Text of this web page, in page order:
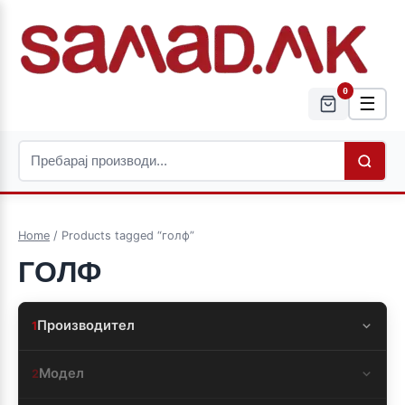
0
☰
Home / Products tagged “голф”
ГОЛФ
1Производител
2Модел